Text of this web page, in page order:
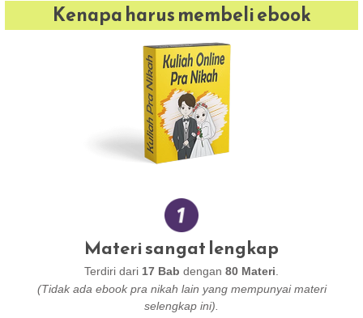
Kenapa harus membeli ebook
Materi sangat lengkap
Terdiri dari 17 Bab dengan 80 Materi.
(Tidak ada ebook pra nikah lain yang mempunyai materi
selengkap ini).